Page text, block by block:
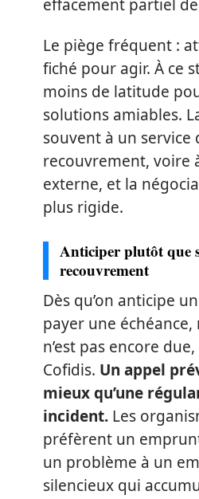
effacement partiel
Le piège fréquent :
fiché pour agir. À ce
moins de latitude
solutions amiables.
souvent à un service
recouvrement, voire
externe, et la
plus rigide.
Anticiper plutôt que
recouvrement
Dès qu’on anticipe
payer une échéance,
n’est pas encore
Cofidis. Un appel
mieux qu’une
incident. Les
préfèrent un
un problème à un
silencieux qui